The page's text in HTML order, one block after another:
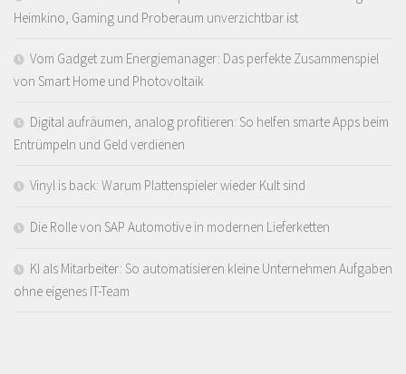
Heimkino, Gaming und Proberaum unverzichtbar ist
Vom Gadget zum Energiemanager: Das perfekte Zusammenspiel
von Smart Home und Photovoltaik
Digital aufräumen, analog profitieren: So helfen smarte Apps beim
Entrümpeln und Geld verdienen
Vinyl is back: Warum Plattenspieler wieder Kult sind
Die Rolle von SAP Automotive in modernen Lieferketten
KI als Mitarbeiter: So automatisieren kleine Unternehmen Aufgaben
ohne eigenes IT-Team